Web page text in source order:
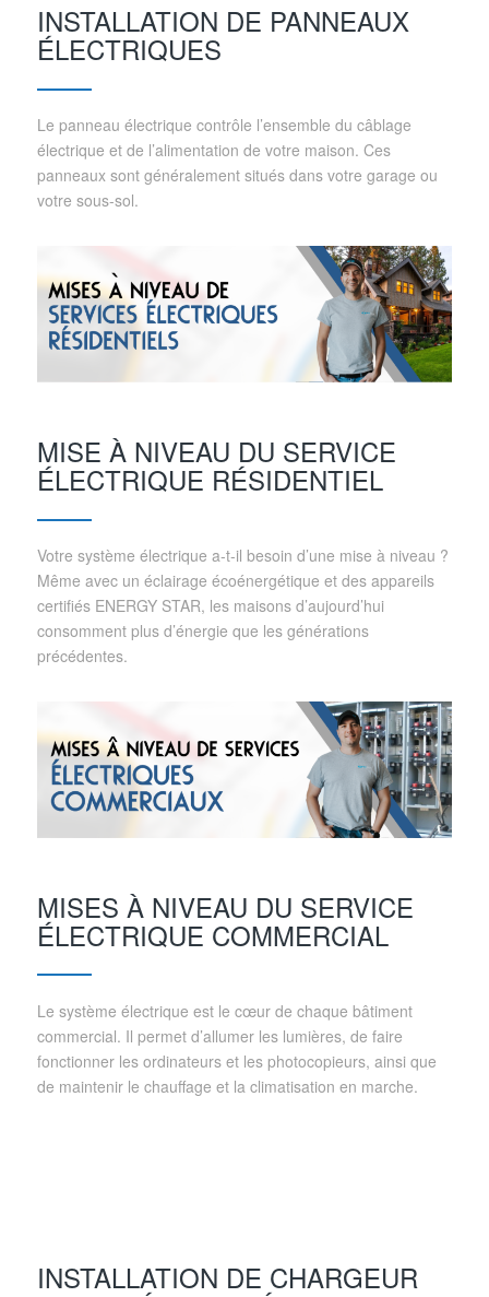
INSTALLATION DE PANNEAUX
ÉLECTRIQUES
Le panneau électrique contrôle l’ensemble du câblage
électrique et de l’alimentation de votre maison. Ces
panneaux sont généralement situés dans votre garage ou
votre sous-sol.
MISE À NIVEAU DU SERVICE
ÉLECTRIQUE RÉSIDENTIEL
Votre système électrique a-t-il besoin d’une mise à niveau ?
Même avec un éclairage écoénergétique et des appareils
certifiés ENERGY STAR, les maisons d’aujourd’hui
consomment plus d’énergie que les générations
précédentes.
MISES À NIVEAU DU SERVICE
ÉLECTRIQUE COMMERCIAL
Le système électrique est le cœur de chaque bâtiment
commercial. Il permet d’allumer les lumières, de faire
fonctionner les ordinateurs et les photocopieurs, ainsi que
de maintenir le chauffage et la climatisation en marche.
INSTALLATION DE CHARGEUR